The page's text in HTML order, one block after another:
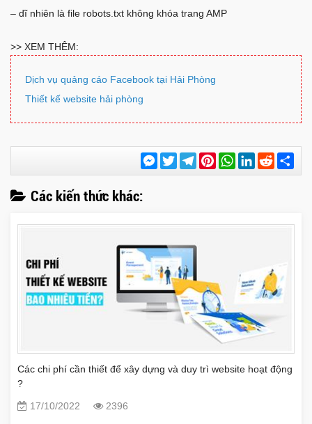
– dĩ nhiên là file robots.txt không khóa trang AMP
>> XEM THÊM:
Dịch vụ quảng cáo Facebook tại Hải Phòng
Thiết kế website hải phòng
Messenger
TwitterTelegramPinterestWhatsApp
LinkedIn
Reddit
Các kiến thức khác:
Các chi phí cần thiết để xây dựng và duy trì website hoạt động
?
17/10/2022
2396